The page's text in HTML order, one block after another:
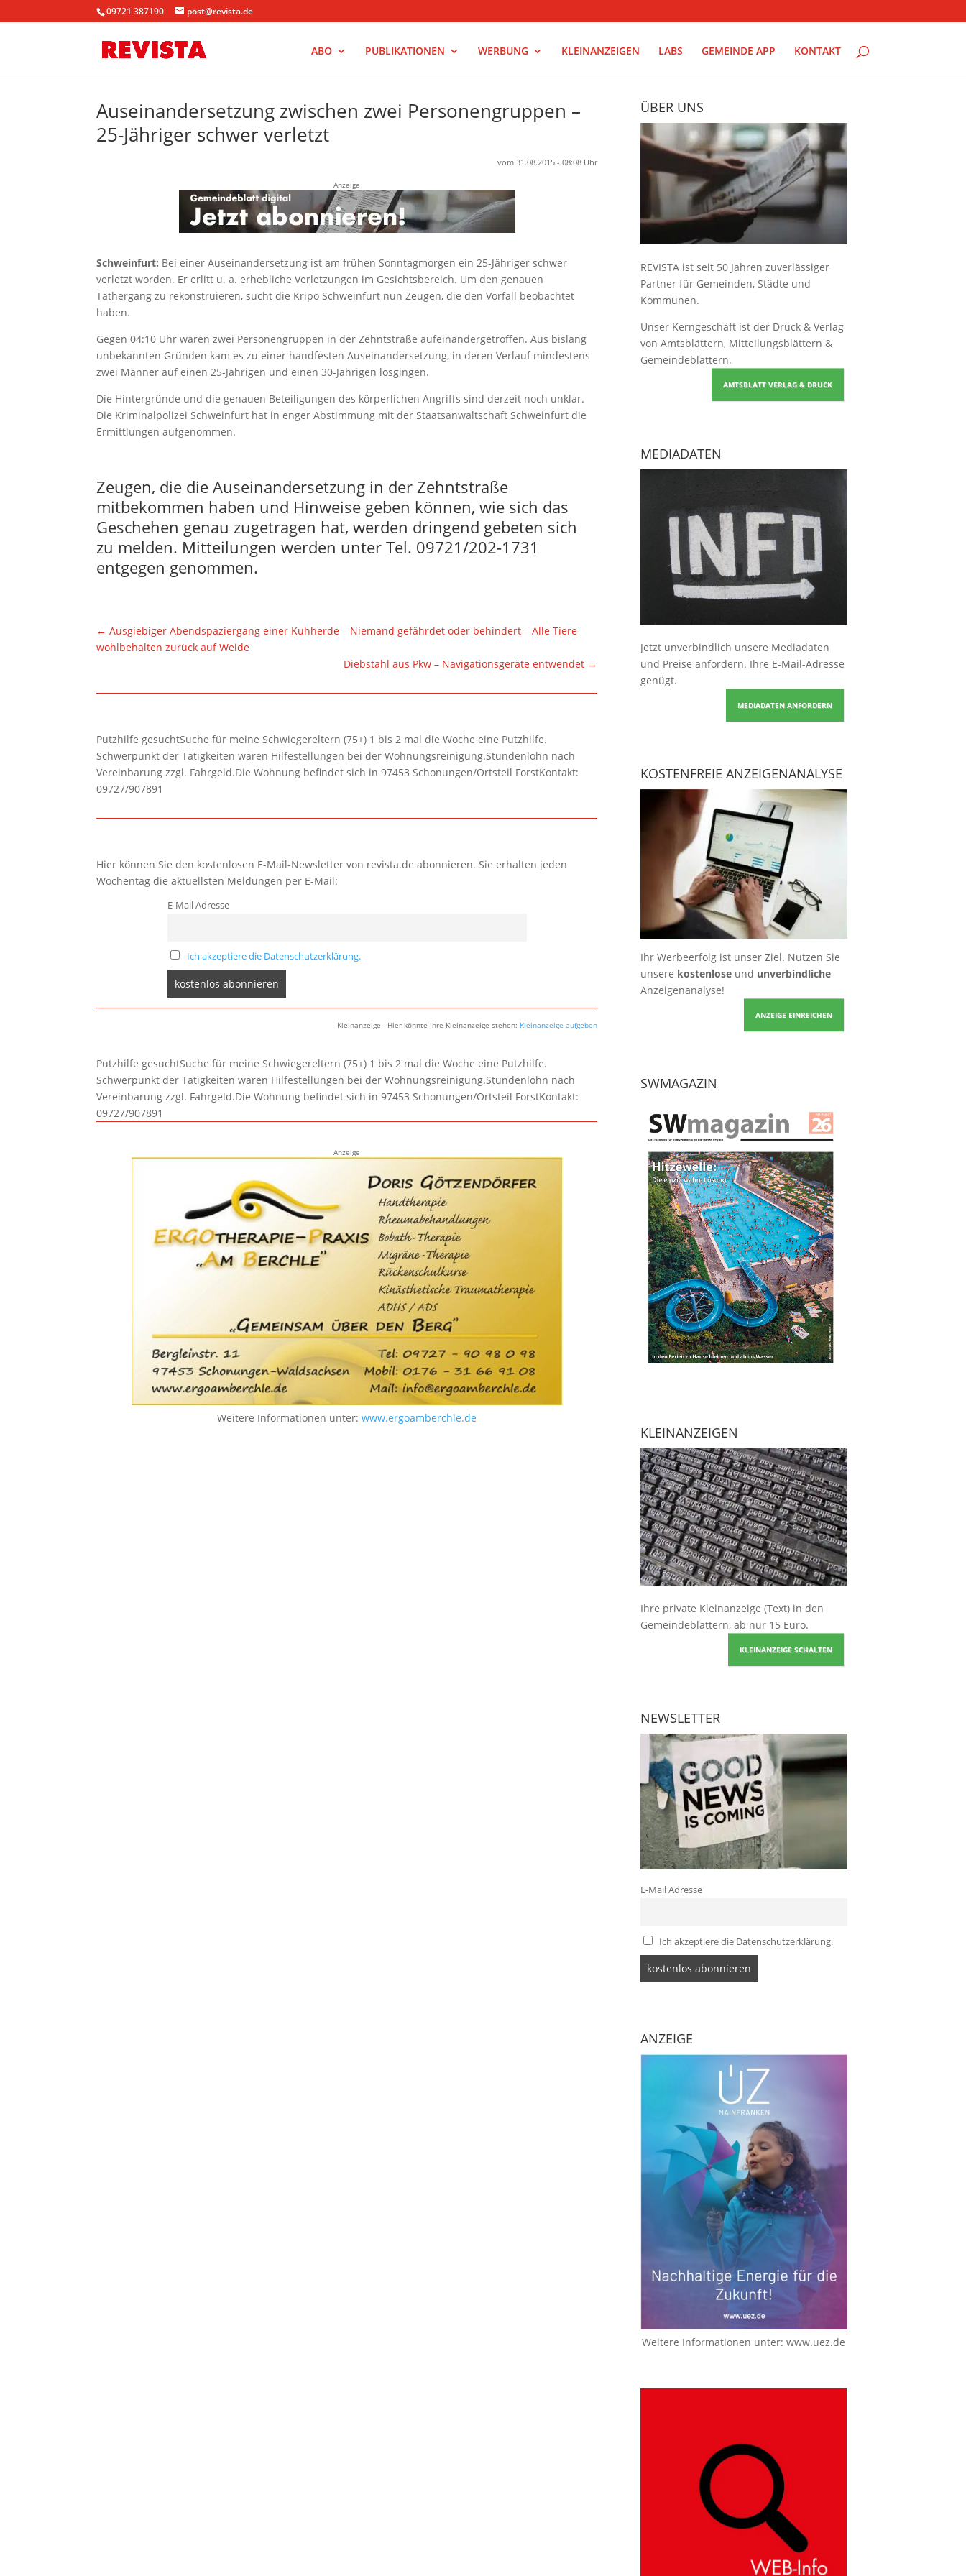
09721 387190 post@revista.de
ABO PUBLIKATIONEN WERBUNG KLEINANZEIGEN LABS GEMEINDE APP KONTAKT
Auseinandersetzung zwischen zwei Personengruppen –
25-Jähriger schwer verletzt
vom 31.08.2015 - 08:08 Uhr
Anzeige
Schweinfurt: Bei einer Auseinandersetzung ist am frühen Sonntagmorgen ein 25-Jähriger schwer
verletzt worden. Er erlitt u. a. erhebliche Verletzungen im Gesichtsbereich. Um den genauen
Tathergang zu rekonstruieren, sucht die Kripo Schweinfurt nun Zeugen, die den Vorfall beobachtet
haben.
Gegen 04:10 Uhr waren zwei Personengruppen in der Zehntstraße aufeinandergetroffen. Aus bislang
unbekannten Gründen kam es zu einer handfesten Auseinandersetzung, in deren Verlauf mindestens
zwei Männer auf einen 25-Jährigen und einen 30-Jährigen losgingen.
Die Hintergründe und die genauen Beteiligungen des körperlichen Angriffs sind derzeit noch unklar.
Die Kriminalpolizei Schweinfurt hat in enger Abstimmung mit der Staatsanwaltschaft Schweinfurt die
Ermittlungen aufgenommen.
Zeugen, die die Auseinandersetzung in der Zehntstraße
mitbekommen haben und Hinweise geben können, wie sich das
Geschehen genau zugetragen hat, werden dringend gebeten sich
zu melden. Mitteilungen werden unter Tel. 09721/202-1731
entgegen genommen.
←Ausgiebiger Abendspaziergang einer Kuhherde – Niemand gefährdet oder behindert – Alle Tiere
wohlbehalten zurück auf Weide
Diebstahl aus Pkw – Navigationsgeräte entwendet →
Putzhilfe gesuchtSuche für meine Schwiegereltern (75+) 1 bis 2 mal die Woche eine Putzhilfe.
Schwerpunkt der Tätigkeiten wären Hilfestellungen bei der Wohnungsreinigung.Stundenlohn nach
Vereinbarung zzgl. Fahrgeld.Die Wohnung befindet sich in 97453 Schonungen/Ortsteil ForstKontakt:
09727/907891
Hier können Sie den kostenlosen E-Mail-Newsletter von revista.de abonnieren. Sie erhalten jeden
Wochentag die aktuellsten Meldungen per E-Mail:
E-Mail Adresse
Ich akzeptiere die Datenschutzerklärung.
Kleinanzeige - Hier könnte Ihre Kleinanzeige stehen: Kleinanzeige aufgeben
Putzhilfe gesuchtSuche für meine Schwiegereltern (75+) 1 bis 2 mal die Woche eine Putzhilfe.
Schwerpunkt der Tätigkeiten wären Hilfestellungen bei der Wohnungsreinigung.Stundenlohn nach
Vereinbarung zzgl. Fahrgeld.Die Wohnung befindet sich in 97453 Schonungen/Ortsteil ForstKontakt:
09727/907891
Anzeige
Weitere Informationen unter:www.ergoamberchle.de
ÜBER UNS
REVISTA ist seit 50 Jahren zuverlässiger
Partner für Gemeinden, Städte und
Kommunen.
Unser Kerngeschäft ist der Druck & Verlag
von Amtsblättern, Mitteilungsblättern &
Gemeindeblättern.
AMTSBLATT VERLAG & DRUCK
MEDIADATEN
Jetzt unverbindlich unsere Mediadaten
und Preise anfordern. Ihre E-Mail-Adresse
genügt.
MEDIADATEN ANFORDERN
KOSTENFREIE ANZEIGENANALYSE
Ihr Werbeerfolg ist unser Ziel. Nutzen Sie
unsere kostenloseund unverbindliche
Anzeigenanalyse!
ANZEIGE EINREICHEN
SWMAGAZIN
KLEINANZEIGEN
Ihre private Kleinanzeige (Text) in den
Gemeindeblättern, ab nur 15 Euro.
KLEINANZEIGE SCHALTEN
NEWSLETTER
E-Mail Adresse
Ich akzeptiere die Datenschutzerklärung.
ANZEIGE
Weitere Informationen unter:www.uez.de